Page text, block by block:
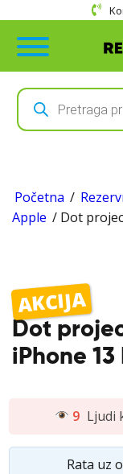
Products
search
Početna /
Apple / Dot
9 Ljudi
Rata uz
AKCIJA
Dot
iPhone